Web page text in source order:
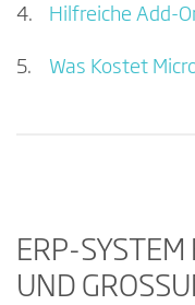
Hilfreiche Add-
Was Kostet
ERP-
UND